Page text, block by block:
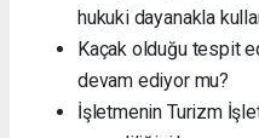
hukuki dayanakla
Kaçak olduğu tespit
devam ediyor mu?
İşletmenin Turizm